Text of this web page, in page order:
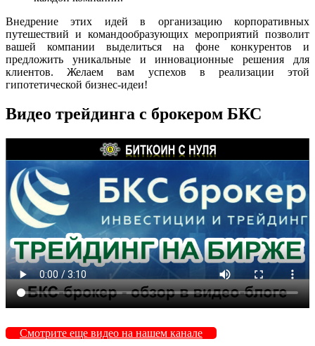
Внедрение этих идей в организацию корпоративных
путешествий и командообразующих мероприятий позволит
вашей компании выделиться на фоне конкурентов и
предложить уникальные и инновационные решения для
клиентов. Желаем вам успехов в реализации этой
гипотетической бизнес-идеи!
Видео трейдинга с брокером БКС
Смотрите еще видео на нашем канале